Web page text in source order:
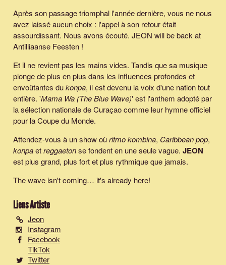
Après son passage triomphal l'année dernière, vous ne nous
avez laissé aucun choix : l'appel à son retour était
assourdissant. Nous avons écouté. JEON will be back at
Antilliaanse Feesten !
Et il ne revient pas les mains vides. Tandis que sa musique
plonge de plus en plus dans les influences profondes et
envoûtantes dukonpa, il est devenu la voix d'une nation tout
entière. 'Mama Wa (The Blue Wave)' est l'anthem adopté par
la sélection nationale de Curaçao comme leur hymne officiel
pour la Coupe du Monde.
Attendez-vous à un show oùritmo kombina, Caribbean pop,
konpaetreggaetonse fondent en une seule vague. JEON
est plus grand, plus fort et plus rythmique que jamais.
The wave isn't coming… it's already here!
Liens Artiste
Jeon
Instagram
Facebook
TikTok
Twitter